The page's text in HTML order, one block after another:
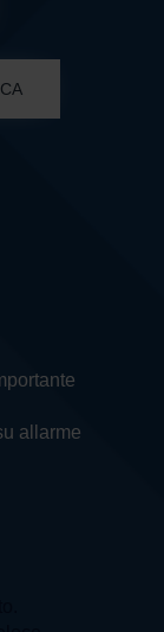
allarme